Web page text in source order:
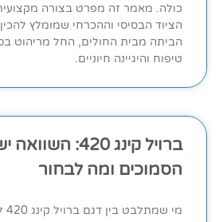
כולה. מאמר זה מפרט בצורה
הציוד הבסיסי וההכרחי שמומלץ
הביתה מבית החולים, החל מריהוט
טיפוח והיגיינה חיוניים.
ברויל קינג 420:
הסמוכים ומה לבחור